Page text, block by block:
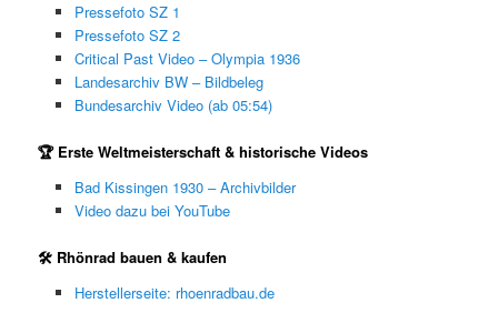
Pressefoto SZ 1
Pressefoto SZ 2
Critical Past Video – Olympia 1936
Landesarchiv BW – Bildbeleg
Bundesarchiv Video (ab 05:54)
🏆 Erste Weltmeisterschaft & historische Videos
Bad Kissingen 1930 – Archivbilder
Video dazu bei YouTube
🛠 Rhönrad bauen & kaufen
Herstellerseite: rhoenradbau.de